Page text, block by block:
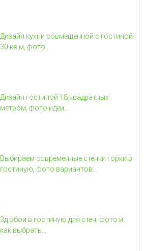
Дизайн кухни совмещенной с гостиной
30 кв м, фото...
Дизайн гостиной 18 квадратных
метром, фото идеи...
Выбираем современные стенки горки в
гостиную, фото вариантов...
3д обои в гостиную для стен, фото и
как выбрать...